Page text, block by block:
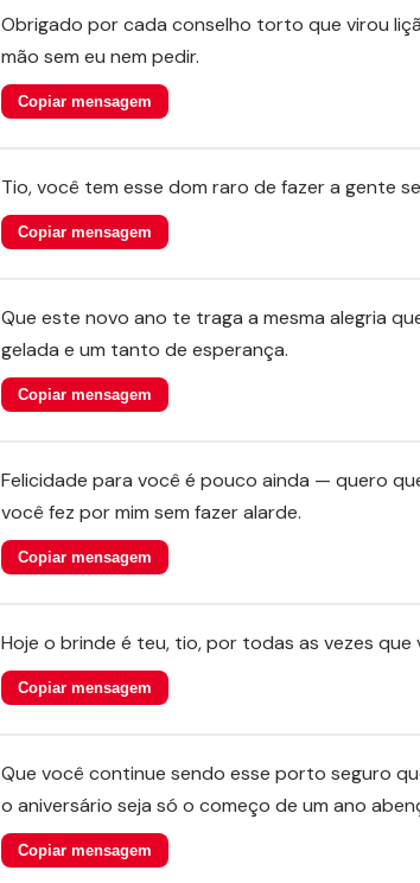
Obrigado por cada conselho torto que virou
mão sem eu nem pedir.
Copiar mensagem
Tio, você tem esse dom raro de fazer a gente
Copiar mensagem
Que este novo ano te traga a mesma alegria
gelada e um tanto de esperança.
Copiar mensagem
Felicidade para você é pouco ainda — quero
você fez por mim sem fazer alarde.
Copiar mensagem
Hoje o brinde é teu, tio, por todas as vezes
Copiar mensagem
Que você continue sendo esse porto seguro
o aniversário seja só o começo de um ano
Copiar mensagem